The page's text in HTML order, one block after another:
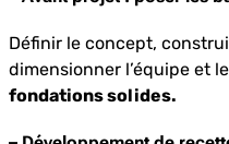
Définir le concept,
dimensionner l’équipe et
fondations solides.